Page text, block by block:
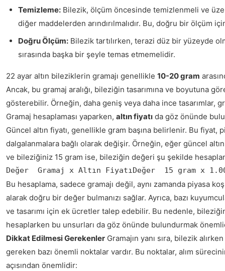
Temizleme: Bilezik, ölçüm öncesinde temizlenmeli ve
diğer maddelerden arındırılmalıdır. Bu, doğru bir ölçüm
Doğru Ölçüm: Bilezik tartılırken, terazi düz bir yüzeyde
sırasında başka bir şeyle temas etmemelidir.
22 ayar altın bileziklerin gramajı genellikle 10-20 gram
Ancak, bu gramaj aralığı, bileziğin tasarımına ve boyutuna
gösterebilir. Örneğin, daha geniş veya daha ince tasarımlar,
Gramaj hesaplaması yaparken, altın fiyatı da göz önünde
Güncel altın fiyatı, genellikle gram başına belirlenir. Bu fiyat,
dalgalanmalara bağlı olarak değişir. Örneğin, eğer güncel
ve bileziğiniz 15 gram ise, bileziğin değeri şu şekilde
Değer  Gramaj x Altın FiyatıDeğer  15 gram x
Bu hesaplama, sadece gramajı değil, aynı zamanda piyasa
alarak doğru bir değer bulmanızı sağlar. Ayrıca, bazı
ve tasarımı için ek ücretler talep edebilir. Bu nedenle,
hesaplarken bu unsurları da göz önünde bulundurmak
Dikkat Edilmesi Gerekenler Gramajın yanı sıra, bilezik
gereken bazı önemli noktalar vardır. Bu noktalar, alım
açısından önemlidir: